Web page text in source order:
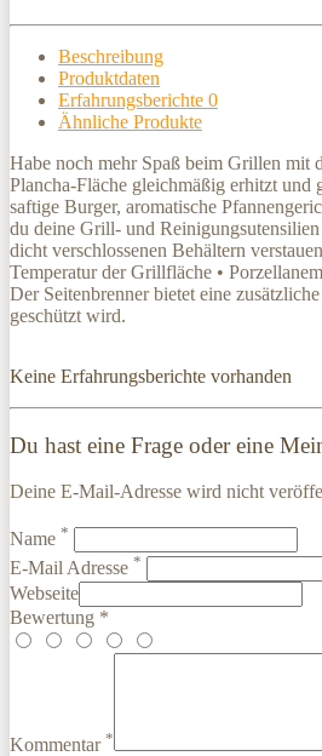
Beschreibung
Produktdaten
Erfahrungsberichte 0
Ähnliche Produkte
Habe noch mehr Spaß beim Grillen mit
Plancha-Fläche gleichmäßig erhitzt
saftige Burger, aromatische
du deine Grill- und
dicht verschlossenen Behältern
Temperatur der Grillfläche •
Der Seitenbrenner bietet eine
geschützt wird.
Keine Erfahrungsberichte vorhanden
Du hast eine Frage oder eine
Deine E-Mail-Adresse wird nicht
Name *
E-Mail Adresse *
Webseite
Bewertung *
Kommentar *